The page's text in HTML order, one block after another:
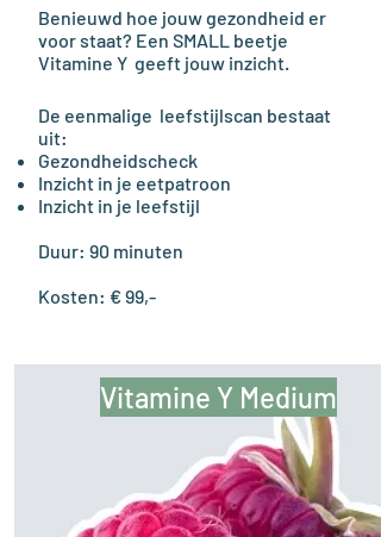
Benieuwd hoe jouw gezondheid er
voor staat? Een SMALL beetje
Vitamine Y geeft jouw inzicht.
De eenmalige leefstijlscan bestaat
uit:
Gezondheidscheck
Inzicht in je eetpatroon
Inzicht in je leefstijl
Duur: 90 minuten
Kosten: € 99,-​
Vitamine Y Medium